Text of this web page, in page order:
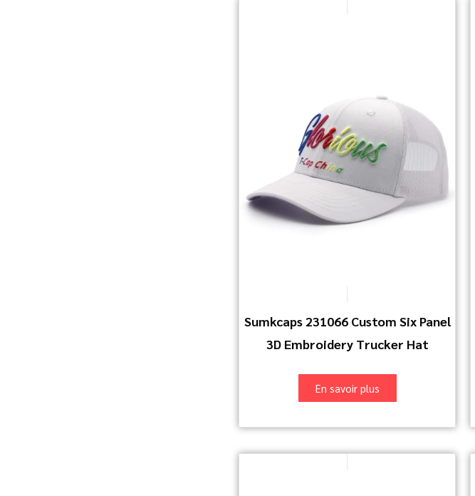
Sumkcaps 231066 Custom Six Panel
3D Embroidery Trucker Hat
En savoir plus